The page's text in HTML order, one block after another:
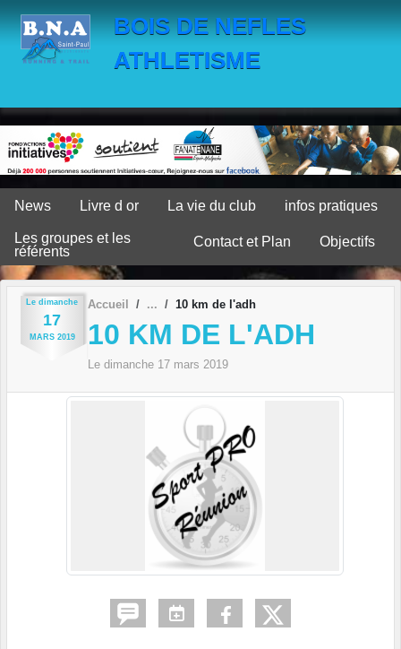
BOIS DE NEFLES
ATHLETISME
News Livre d or La vie du club infos pratiques
Les groupes et les
référents
Contact et Plan Objectifs
Le dimanche
17
MARS 2019
Accueil 10 km de l'adh
10 KM DE L'ADH
Le dimanche 17 mars 2019